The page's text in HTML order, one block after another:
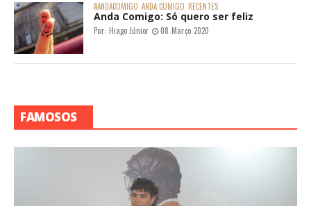
#ANDACOMIGO ANDA COMIGO RECENTES
Anda Comigo: Só quero ser feliz
Por: Hiago Júnior 08 Março 2020
FAMOSOS